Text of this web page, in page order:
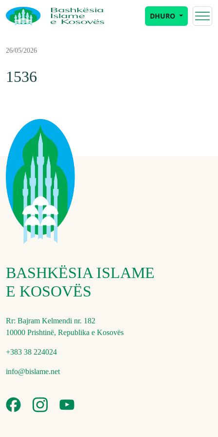
DHURO
26/05/2026
1536
BASHKËSIA ISLAME
E KOSOVËS
Rr: Bajram Kelmendi nr. 182
10000 Prishtinë, Republika e Kosovës
+383 38 224024
info@bislame.net